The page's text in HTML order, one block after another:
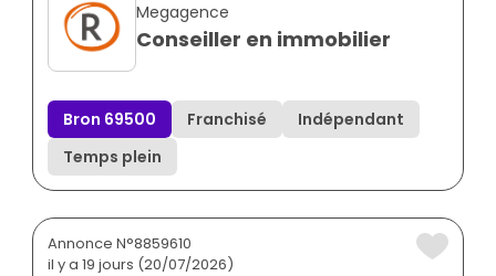
Megagence
Conseiller en immobilier
Bron 69500 Franchisé
Indépendant
Temps plein
Annonce N°8859610
il y a 19 jours (20/07/2026)